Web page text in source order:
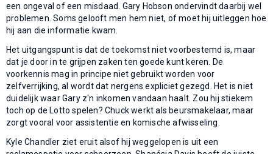
een ongeval of een misdaad. Gary Hobson ondervindt daarbij wel
problemen. Soms gelooft men hem niet, of moet hij uitleggen hoe
hij aan die informatie kwam.
Het uitgangspunt is dat de toekomst niet voorbestemd is, maar
dat je door in te grijpen zaken ten goede kunt keren. De
voorkennis mag in principe niet gebruikt worden voor
zelfverrijking, al wordt dat nergens expliciet gezegd. Het is niet
duidelijk waar Gary z'n inkomen vandaan haalt. Zou hij stiekem
toch op de Lotto spelen? Chuck werkt als beursmakelaar, maar
zorgt vooral voor assistentie en komische afwisseling.
Kyle Chandler ziet eruit alsof hij weggelopen is uit een